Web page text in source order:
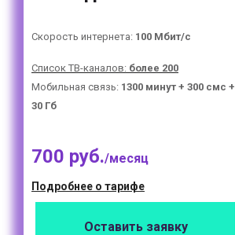
Скорость интернета: 100 Мбит/с
Список ТВ-каналов: более 200
Мобильная связь: 1300 минут + 300 смс +
30 Гб
700 руб./месяц
Подробнее о тарифе
Оставить заявку